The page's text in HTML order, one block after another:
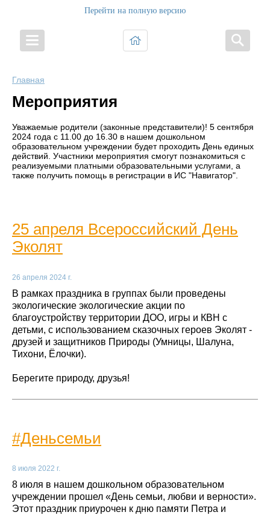
Перейти на полную версию
Главная
Мероприятия
Уважаемые родители (законные представители)! 5 сентября
2024 года с 11.00 до 16.30 в нашем дошкольном
образовательном учреждении будет проходить День единых
действий. Участники мероприятия смогут познакомиться с
реализуемыми платными образовательными услугами, а
также получить помощь в регистрации в ИС "Навигатор".
25 апреля Всероссийский День
Эколят
26 апреля 2024 г.
В рамках праздника в группах были проведены
экологические экологические акции по
благоустройству территории ДОО, игры и КВН с
детьми, с использованием сказочных героев Эколят -
друзей и защитников Природы (Умницы, Шалуна,
Тихони, Ёлочки).
Берегите природу, друзья!
#Деньсемьи
8 июля 2022 г.
8 июля в нашем дошкольном образовательном
учреждении прошел «День семьи, любви и верности».
Этот праздник приурочен к дню памяти Петра и